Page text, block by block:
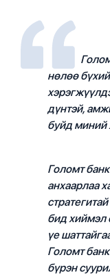
Голомт
нөлөө
дүнтэй,
буйд миний
Голомт
анхаарлаа
бид хиймэл
үе
Голомт
бүрэн